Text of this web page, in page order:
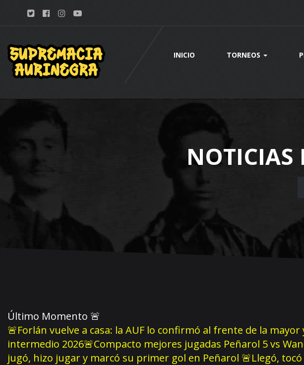
INICIO TORNEOS
NOTICIAS
Último Momento 🚨
🚨Forlán vuelve a casa: la AUF lo confirmó al frente de la mayor
intermedio 2026🚨Compacto mejores jugadas Peñarol 5 vs
jugó, hizo jugar y marcó su primer gol en Peñarol 🚨Llegó,